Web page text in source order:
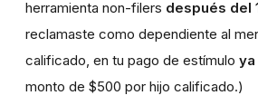
herramienta non-filers después del
reclamaste como dependiente al
calificado, en tu pago de estímulo
monto de $500 por hijo calificado.)